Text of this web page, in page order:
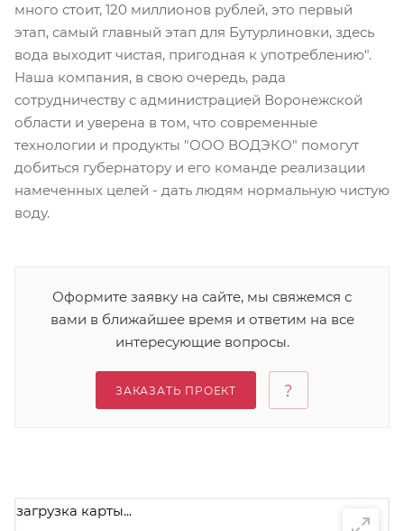
много стоит, 120 миллионов рублей, это первый
этап, самый главный этап для Бутурлиновки, здесь
вода выходит чистая, пригодная к употреблению".
Наша компания, в свою очередь, рада
сотрудничеству с администрацией Воронежской
области и уверена в том, что современные
технологии и продукты "ООО ВОДЭКО" помогут
добиться губернатору и его команде реализации
намеченных целей - дать людям нормальную чистую
воду.
Оформите заявку на сайте, мы свяжемся с
вами в ближайшее время и ответим на все
интересующие вопросы.
ЗАКАЗАТЬ ПРОЕКТ
загрузка карты...